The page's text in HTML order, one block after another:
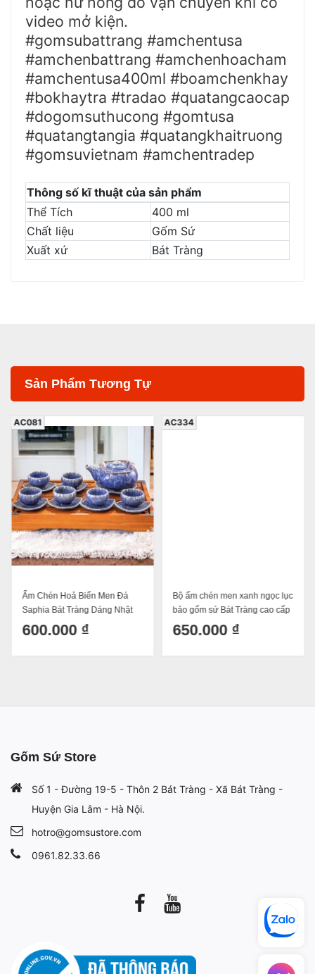
video mở kiện.
#gomsubattrang #amchentusa
#amchenbattrang #amchenhoacham
#amchentusa400ml #boamchenkhay
#bokhaytra #tradao #quatangcaocap
#dogomsuthucong #gomtusa
#quatangtangia #quatangkhaitruong
#gomsuvietnam #amchentradep
Thông số kĩ thuật của sản phẩm
Thể Tích
400 ml
Chất liệu
Gốm Sứ
Xuất xứ
Bát Tràng
Sản Phẩm Tương Tự
Ấm Chén Hoả Biến Men Đá
Saphia Bát Tràng Dáng Nhật
550ml
600.000 ₫
AC081
Bộ ấm chén men xanh ngọc lục
bảo gốm sứ Bát Tràng cao cấp
dáng tống
650.000 ₫
AC334
Gốm Sứ Store
Số 1 - Đường 19-5 - Thôn 2 Bát Tràng - Xã Bát Tràng -
Huyện Gia Lâm - Hà Nội.
hotro@gomsustore.com
0961.82.33.66